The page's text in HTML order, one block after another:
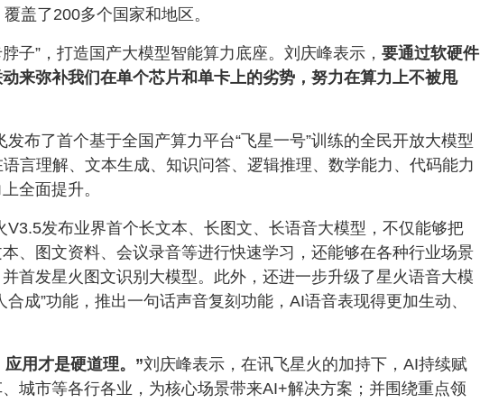
盖了200多个国家和地区。
子”，打造国产大模型智能算力底座。刘庆峰表示， 要通过软硬件
来弥补我们在单个芯片和单卡上的劣势，努力在算力上不被甩
发布了首个基于全国产算力平台“飞星一号”训练的全民开放大模型
言理解、文本生成、知识问答、逻辑推理、数学能力、代码能力
全面提升。
V3.5发布业界首个长文本、长图文、长语音大模型，不仅能够把
、图文资料、会议录音等进行快速学习，还能够在各种行业场景
首发星火图文识别大模型。此外，还进一步升级了星火语音大模
合成”功能，推出一句话声音复刻功能，AI语音表现得更加生动、
用才是硬道理。”刘庆峰表示，在讯飞星火的加持下，AI持续赋
城市等各行各业，为核心场景带来AI+解决方案；并围绕重点领